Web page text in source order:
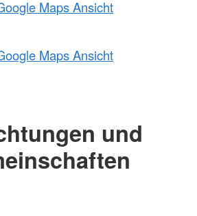
Maps Ansicht
Maps Ansicht
und